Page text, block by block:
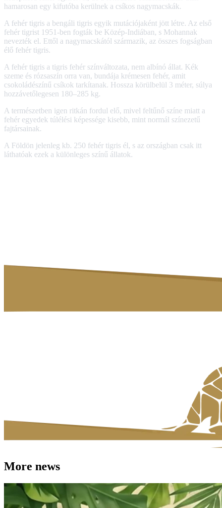
hamarosan egy kifutóba kerülnek a csíkos nagymacskák.
A fehér tigris a bengáli tigris egyik mutációjaként jött létre. Az első
fehér tigrist 1951-ben fogták be Közép-Indiában, s Mohannak
nevezték el. Ettől a nagymacskától származik, az összes fogságban
élő fehér tigris.
A fehér tigris a tigris fehér színváltozata, nem albínó állat. Kék
szeme és rózsaszín orra van, bundája krémesen fehér, amit
csokoládészínű csíkok tarkítanak. Hossza körülbelül 3 méter, súlya
hozzávetőlegesen 180–285 kg.
A természetben igen ritkán fordul elő, mivel feltűnő színe miatt a
fehér egyedek túlélési képessége kisebb, mint normál színezetű
fajtársainak.
A Földön jelenleg kb. 250 fehér tigris él, s az országban csak itt
láthatóak ezek a különleges színű állatok.
More news